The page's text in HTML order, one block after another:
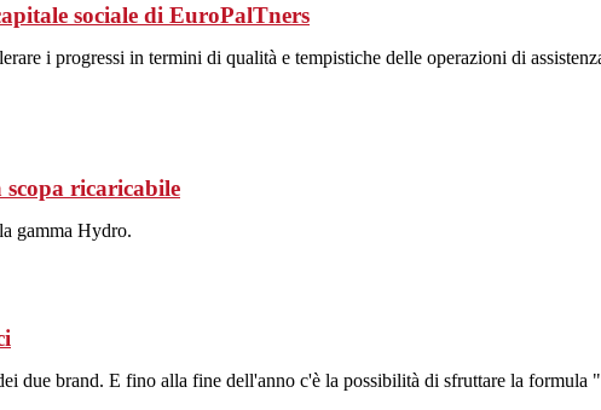
sociale di EuroPalTners
i progressi in termini di qualità e tempistiche delle operazioni di
ricaricabile
gamma Hydro.
due brand. E fino alla fine dell'anno c'è la possibilità di sfruttare la formula